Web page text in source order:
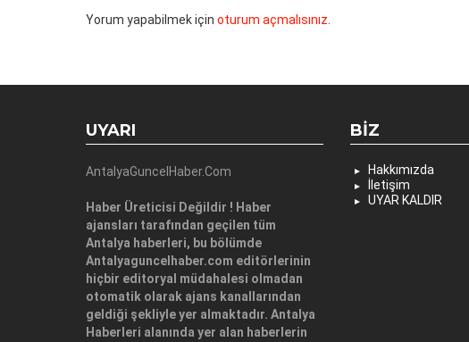
Yorum yapabilmek için oturum açmalısınız
UYARI
AntalyaGuncelHaber.Com
Haber Üreticisi Değildir ! Haber
ajansları tarafından geçilen tüm
Antalya haberleri, bu bölümde
Antalyaguncelhaber.com editörlerinin
hiçbir editoryal müdahalesi olmadan
otomatik olarak ajans kanallarından
geldiği şekliyle yer almaktadır. Antalya
Haberleri alanında yer alan haberlerin
BIZ
Hakkımızda
İletişim
UYAR KALDIR